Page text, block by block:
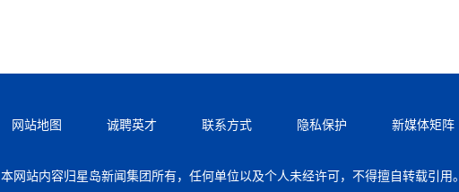
网站地图 诚聘英才 联系方式 隐私保护 新媒体矩阵
本网站内容归星岛新闻集团所有，任何单位以及个人未经许可，不得擅自转载引用。